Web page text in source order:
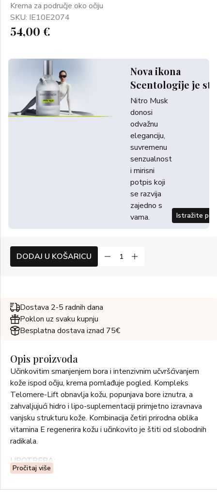
Krema za područje oko očiju
SKU: IE10E2074
54,00 €
Nova ikona
Scentologije je
Nitro Musk
donosi
odvažnu
eleganciju,
suvremenu
senzualnost
i mirisni
potpis koji
se razvija
zajedno s
vama.
Istražite
DODAJ U KOŠARICU
Dostava 2-5 radnih dana
Poklon uz svaku kupnju
Besplatna dostava iznad 75€
Opis proizvoda
Učinkovitim smanjenjem bora i intenzivnim učvršćivanjem
kože ispod očiju, krema pomlađuje pogled. Kompleks
Telomere-Lift obnavlja kožu, popunjava bore iznutra, a
zahvaljujući hidro i lipo-suplementaciji primjetno izravnava
vanjsku strukturu kože. Kombinacija četiri prirodna oblika
vitamina E regenerira kožu i učinkovito je štiti od slobodnih
radikala.
UPOTREBA:
Nanesite malu količinu kreme, jednolično rasporedite na
Pročitaj više